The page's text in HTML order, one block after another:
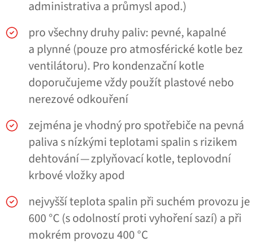
administrativa a průmysl apod.)
pro všechny druhy paliv: pevné, kapalné
a plynné (pouze pro atmosférické kotle bez
ventilátoru). Pro kondenzační kotle
doporučujeme vždy použít plastové nebo
nerezové odkouření
zejména je vhodný pro spotřebiče na pevná
paliva s nízkými teplotami spalin s rizikem
dehtování — zplyňovací kotle, teplovodní
krbové vložky apod
nejvyšší teplota spalin při suchém provozu je
600 °C (s odolností proti vyhoření sazí) a při
mokrém provozu 400 °C